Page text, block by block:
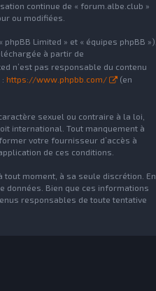
continue de « forum.albe.club »
ou modifiées.
Limited » et « équipes phpBB »),
à partir de
n’est pas responsable du contenu
https://www.phpbb.com/
(en
sexuel ou contraire à la loi,
international. Tout manquement à
votre fournisseur d’accès à
de ces conditions.
moment, à sa seule discrétion. En
données. Bien que ces informations
responsables de toute tentative